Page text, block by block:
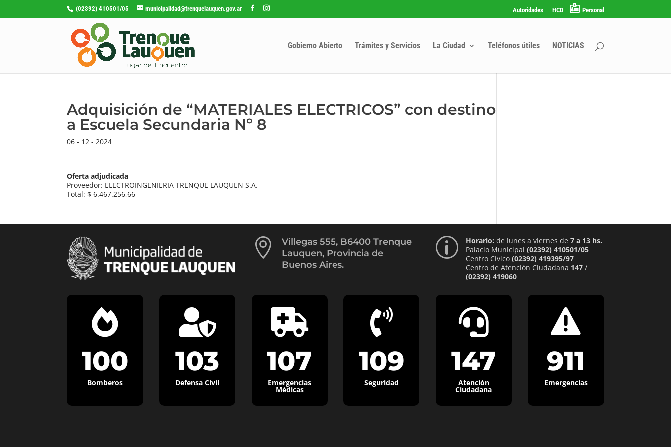
(02392) 410501/05 municipalidad@trenquelauquen.gov.ar Autoridades HCD Personal
Gobierno Abierto Trámites y Servicios La Ciudad Teléfonos útiles NOTICIAS
Adquisición de “MATERIALES ELECTRICOS” con destino
a Escuela Secundaria Nº 8
06 - 12 - 2024
Oferta adjudicada
Proveedor: ELECTROINGENIERIA TRENQUE LAUQUEN S.A.
Total: $ 6.467.256,66

Villegas 555, B6400 Trenque
Lauquen, Provincia de
Buenos Aires.
p Horario: de lunes a viernes de 7 a 13 hs.
Palacio Municipal (02392) 410501/05
Centro Cívico (02392) 419395/97
Centro de Atención Ciudadana 147/
(02392) 419060

100
Bomberos

103
Defensa Civil

107
Emergencias
Médicas

109
Seguridad

147
Atención
Ciudadana

911
Emergencias